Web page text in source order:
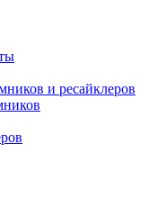
и ресайклеров